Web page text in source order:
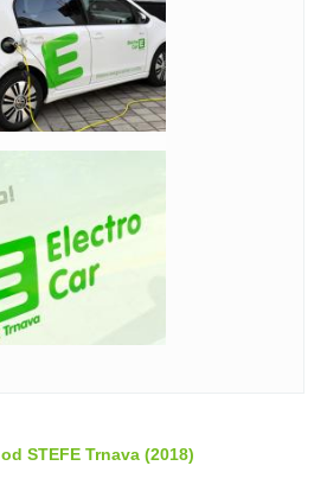
STEFE Trnava (2018)